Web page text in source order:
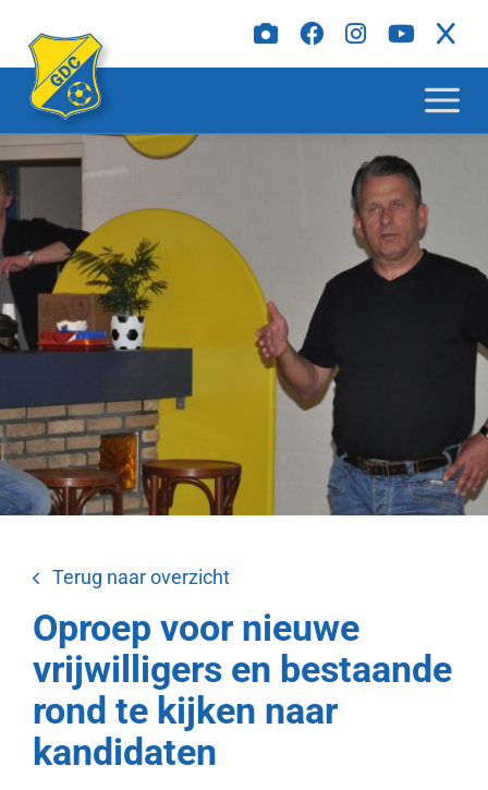
Terug naar overzicht
Oproep voor nieuwe
vrijwilligers en bestaande
rond te kijken naar
kandidaten